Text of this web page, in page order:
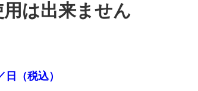
は出来ません
日（税込）